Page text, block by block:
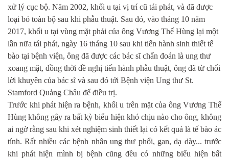
xử lý cục bộ. Năm 2002, khối u tại vị trí cũ tái phát, và đã được
loại bỏ toàn bộ sau khi phẫu thuật. Sau đó, vào tháng 10 năm
2017, khối u tại vùng mặt phải của ông Vương Thế Hùng lại một
lần nữa tái phát, ngày 16 tháng 10 sau khi tiến hành sinh thiết tế
bào tại bệnh viện, ông đã được các bác sĩ chẩn đoán là ung thư
xoang mặt, đồng thời đề nghị tiến hành phẫu thuật, ông đã từ chối
lời khuyên của bác sĩ và sau đó tới Bệnh viện Ung thư St.
Stamford Quảng Châu để điều trị.
Trước khi phát hiện ra bệnh, khối u trên mặt của ông Vương Thế
Hùng không gây ra bất kỳ biểu hiện khó chịu nào cho ông, không
ai ngờ rằng sau khi xét nghiệm sinh thiết lại có kết quả là tế bào ác
tính. Rất nhiều các bệnh nhân ung thư phổi, gan, dạ dày... trước
khi phát hiện mình bị bệnh cũng đều có những biểu hiện bất